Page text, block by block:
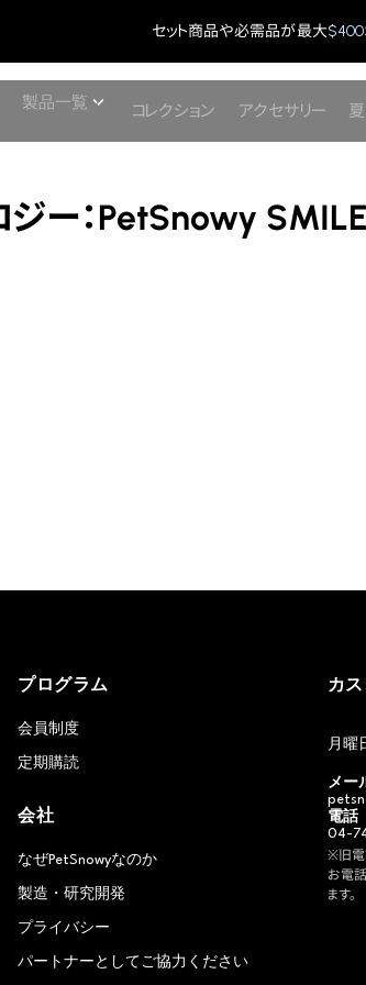
セット商品や必需品が最大$400
製品一覧 コレクション アクセサリー
ジー：PetSnowy
プログラム
会員制度
定期購読
会社
なぜPetSnowyなのか
製造・研究開発
プライバシー
パートナーとしてご協力ください
カ
月曜
メー
電話
04-
※旧電
お電
ます。